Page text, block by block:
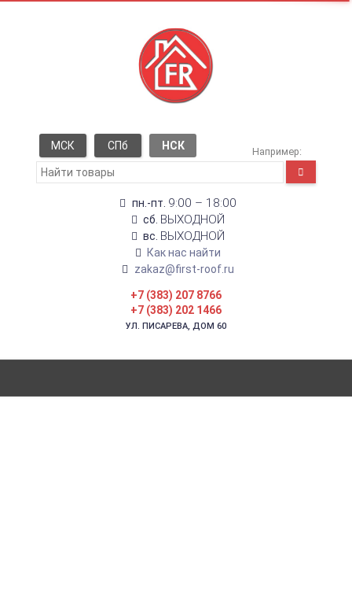
МСК СПб НСК Например:
пн.-пт. 9:00 – 18:00
сб. ВЫХОДНОЙ
вс. ВЫХОДНОЙ
Как нас найти
zakaz@first-roof.ru
+7 (383) 207 8766
+7 (383) 202 1466
УЛ. ПИСАРЕВА, ДОМ 60